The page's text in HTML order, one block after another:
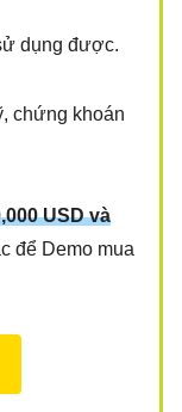
dụng được.
chứng khoán
USD và
để Demo mua